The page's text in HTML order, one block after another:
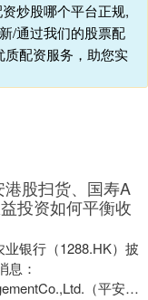
炒股哪个平台正规,
/通过我们的股票配
配资服务，助您实
股扫货、国寿A
投资如何平衡收
银行（1288.HK）披
息：
（平安资